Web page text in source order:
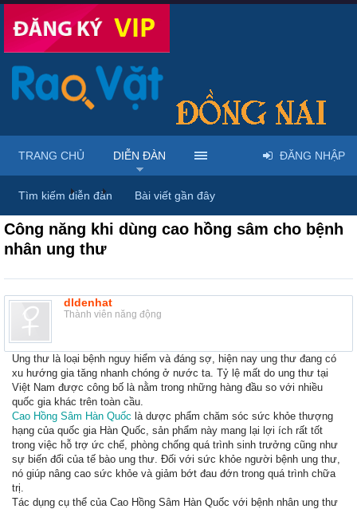
Diễn đàn ... Rao vặt tổng hợp - Uy tín - Miễn phí
Công năng khi dùng cao hồng sâm cho bệnh
nhân ung thư
dldenhat
Thành viên năng động
Ung thư là loại bệnh nguy hiểm và đáng sợ, hiện nay ung thư đang có
xu hướng gia tăng nhanh chóng ở nước ta. Tỷ lệ mất do ung thư tại
Việt Nam được công bố là nằm trong những hàng đầu so với nhiều
quốc gia khác trên toàn cầu.
Cao Hồng Sâm Hàn Quốc là dược phẩm chăm sóc sức khỏe thượng
hạng của quốc gia Hàn Quốc, sản phẩm này mang lại lợi ích rất tốt
trong việc hỗ trợ ức chế, phòng chống quá trình sinh trưởng cũng như
sự biến đổi của tế bào ung thư. Đối với sức khỏe người bệnh ung thư,
nó giúp nâng cao sức khỏe và giảm bớt đau đớn trong quá trình chữa
trị.
Tác dụng cụ thể của Cao Hồng Sâm Hàn Quốc với bệnh nhân ung thư
TRANG CHỦ DIỄN ĐÀN
Tìm kiếm diễn đàn Bài viết gần đây
ĐĂNG NHẬP